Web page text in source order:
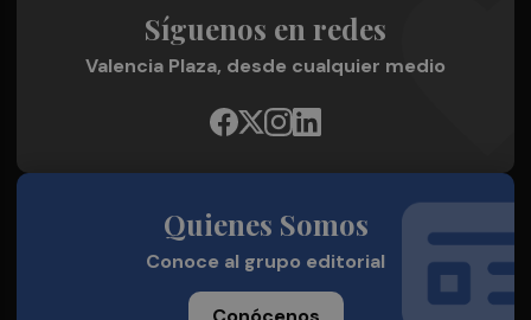
Síguenos en redes
Valencia Plaza, desde cualquier medio
Quienes Somos
Conoce al grupo editorial